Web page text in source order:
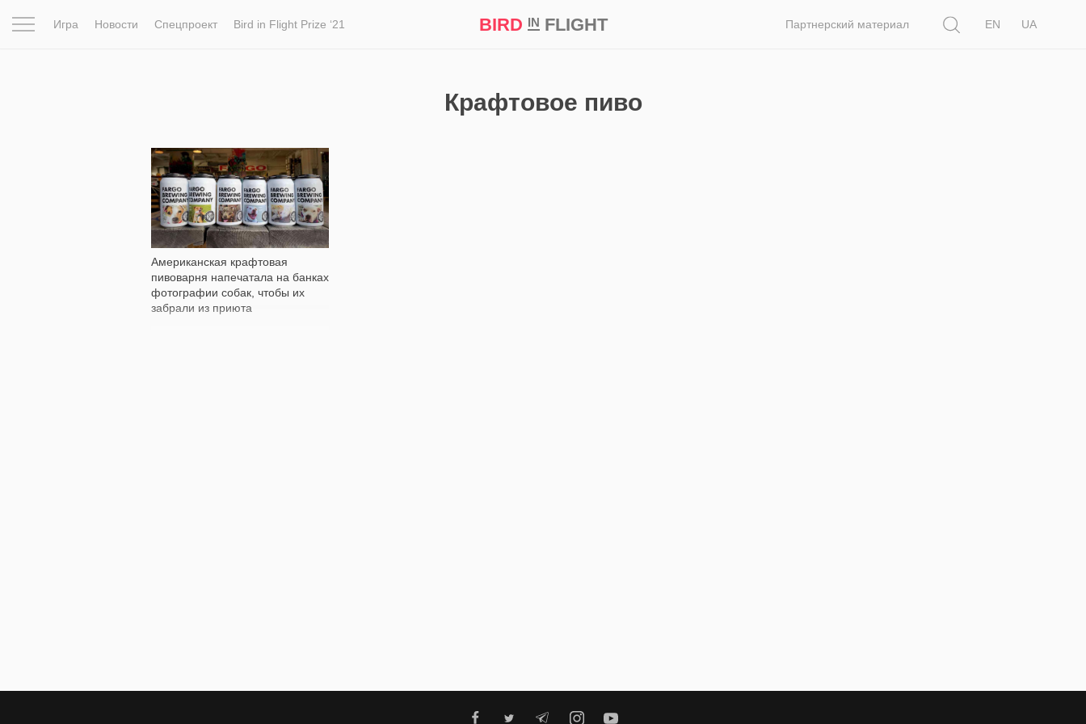
Игра Новости Спецпроект Bird in Flight Prize ‘21 BIRD INFLIGHT Партнерский материал
EN
UA
Крафтовое пиво
Американская крафтовая
пивоварня напечатала на банках
фотографии собак, чтобы их
забрали из приюта
3 122